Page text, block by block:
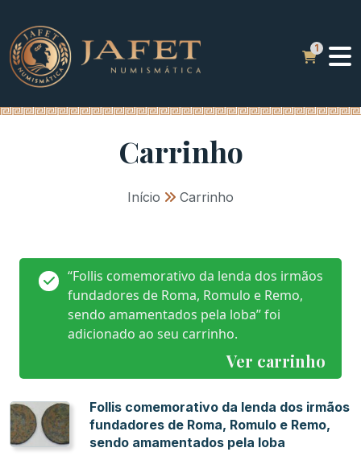
Carrinho
Início » Carrinho
Ver carrinho
“Follis comemorativo da lenda dos irmãos
fundadores de Roma, Romulo e Remo,
sendo amamentados pela loba” foi
adicionado ao seu carrinho.
Follis comemorativo da lenda dos irmãos
fundadores de Roma, Romulo e Remo,
sendo amamentados pela loba